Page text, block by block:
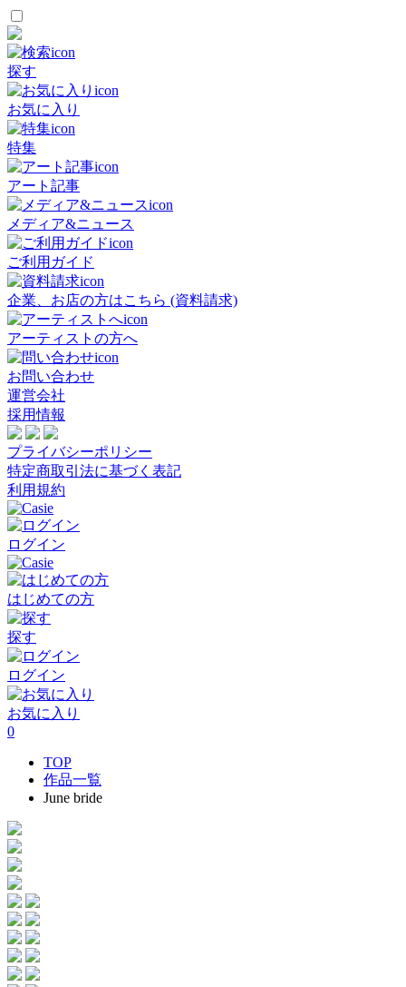
探す
お気に入り
特集
アート記事
メディア&ニュース
ご利用ガイド
企業、お店の方はこちら (資料請求)
アーティストの方へ
お問い合わせ
運営会社
採用情報
プライバシーポリシー
特定商取引法に基づく表記
利用規約
ログイン
はじめての方
探す
ログイン
お気に入り
0
TOP
作品一覧
June bride